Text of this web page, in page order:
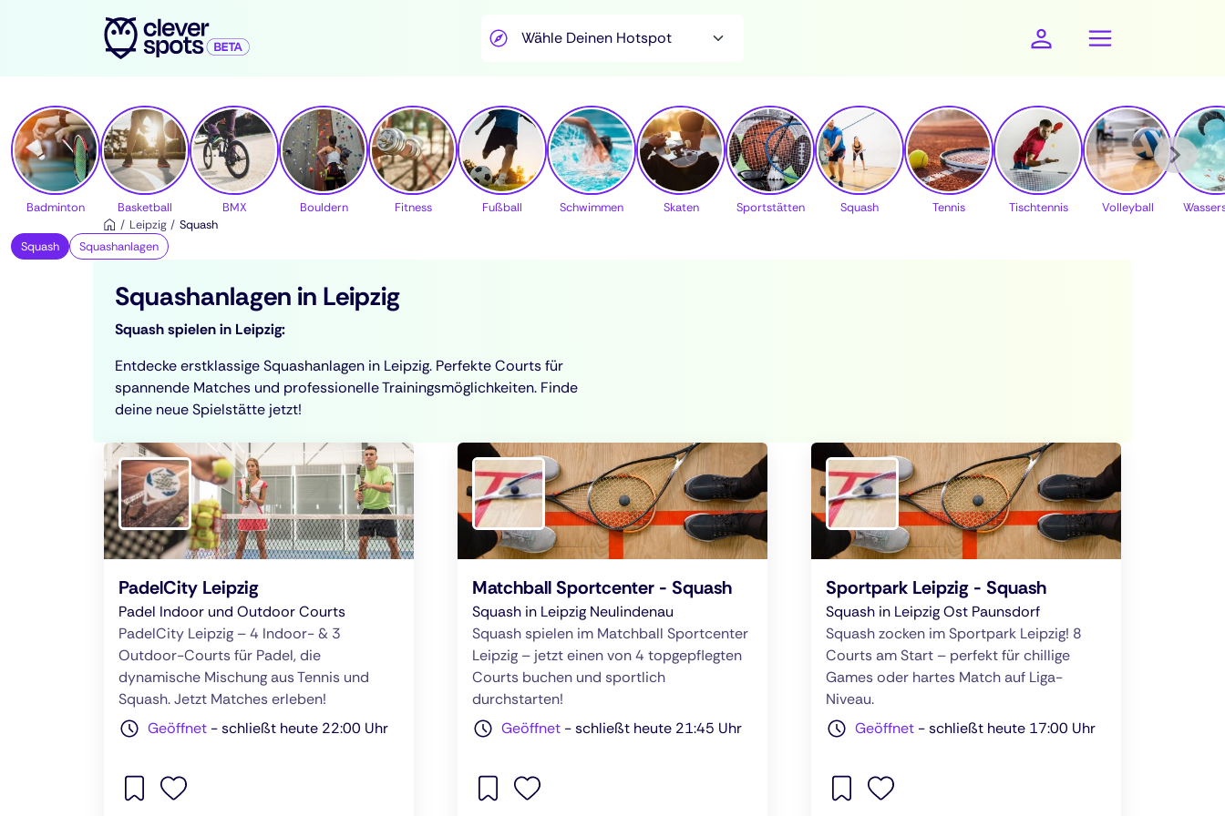
cleverspots - Sport
Badminton Basketball BMX Bouldern Fitness Fußball Schwimmen Skaten Sportstätten Squash Tennis Tischtennis Volleyball
Leipzig
Squash
Squash
Squashanlagen
Squashanlagen in Leipzig
Squash spielen in Leipzig:
Entdecke erstklassige Squashanlagen in Leipzig. Perfekte Courts für
spannende Matches und professionelle Trainingsmöglichkeiten. Finde
deine neue Spielstätte jetzt!
PadelCity Leipzig
Padel Indoor und Outdoor Courts
PadelCity Leipzig – 4 Indoor- & 3
Outdoor-Courts für Padel, die
dynamische Mischung aus Tennis und
Squash. Jetzt Matches erleben!
Geöffnet -schließt heute 22:00 Uhr
Matchball Sportcenter - Squash
Squash in Leipzig Neulindenau
Squash spielen im Matchball Sportcenter
Leipzig – jetzt einen von 4 topgepflegten
Courts buchen und sportlich
durchstarten!
Geöffnet -schließt heute 21:45 Uhr
Sportpark Leipzig - Squash
Squash in Leipzig Ost Paunsdorf
Squash zocken im Sportpark Leipzig! 8
Courts am Start – perfekt für chillige
Games oder hartes Match auf Liga-
Niveau.
Geöffnet -schließt heute 17:00 Uhr